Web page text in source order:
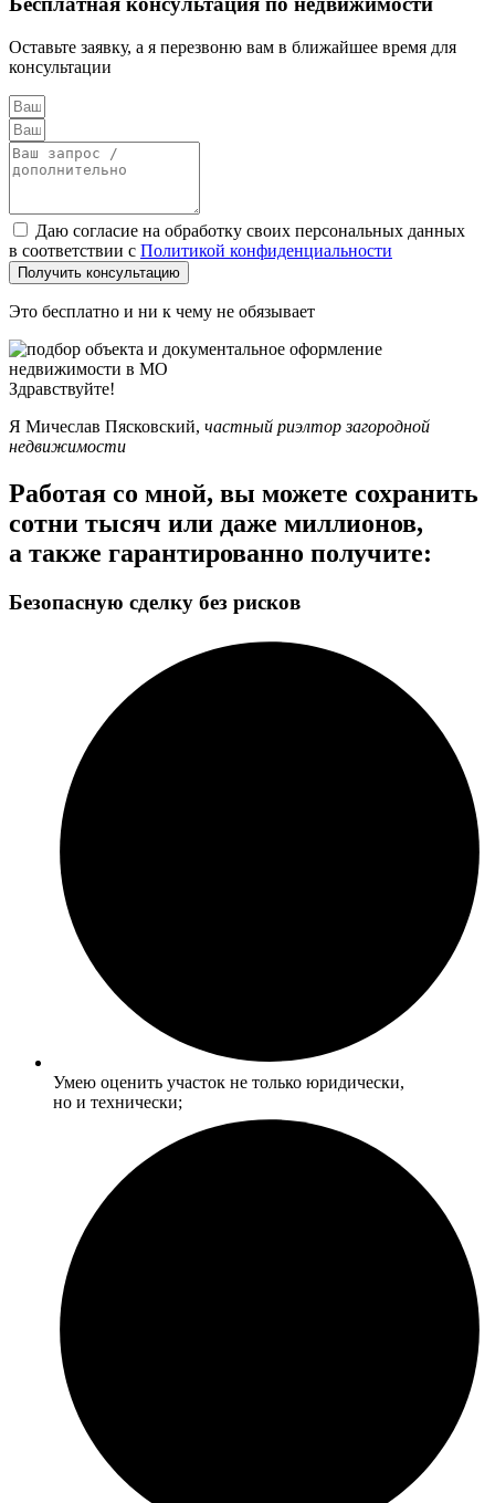
Оставьте заявку, а я перезвоню вам в ближайшее время для
консультации
Даю согласие на обработку своих персональных данных
в соответствии с Политикой конфиденциальности
Получить консультацию
Это бесплатно и ни к чему не обязывает
Здравствуйте!
Я Мичеслав Пясковский, частный риэлтор загородной
недвижимости
Работая со мной, вы можете сохранить
сотни тысяч или даже миллионов,
а также гарантированно получите:
Безопасную сделку без рисков
Умею оценить участок не только юридически,
но и технически;